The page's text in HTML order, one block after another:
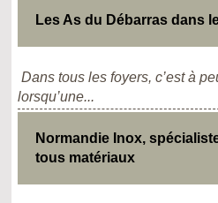
Les As du Débarras dans
Dans tous les foyers, c’est à
lorsqu’une...
Normandie Inox,
tous matériaux